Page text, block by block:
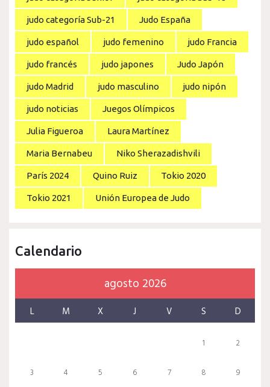
judo categoría Sub-21 Judo España
judo español judo femenino judo Francia
judo francés judo japones Judo Japón
judo Madrid judo masculino judo nipón
judo noticias Juegos Olímpicos
Julia Figueroa Laura Martínez
Maria Bernabeu Niko Sherazadishvili
París 2024 Quino Ruiz Tokio 2020
Tokio 2021 Unión Europea de Judo
Calendario
agosto 2026
L M X J V S D
1 2
3 4 5 6 7 8 9